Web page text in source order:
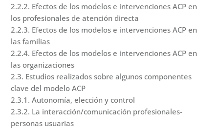
2.2.2. Efectos de los modelos e intervenciones ACP en
los profesionales de atención directa
2.2.3. Efectos de los modelos e intervenciones ACP en
las familias
2.2.4. Efectos de los modelos e intervenciones ACP en
las organizaciones
2.3. Estudios realizados sobre algunos componentes
clave del modelo ACP
2.3.1. Autonomía, elección y control
2.3.2. La interacción/comunicación profesionales-
personas usuarias